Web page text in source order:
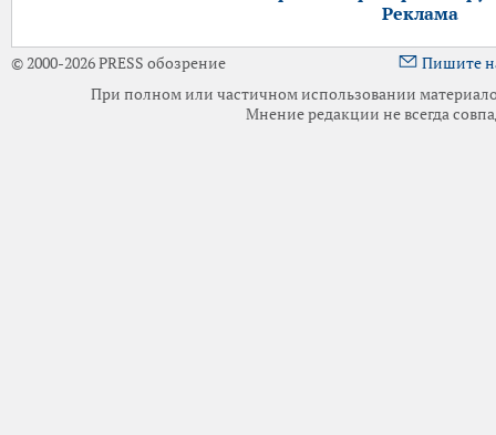
Реклама
© 2000-2026 PRESS обозрение
Пишите
При полном или частичном использовании
Мнение редакции не всегда